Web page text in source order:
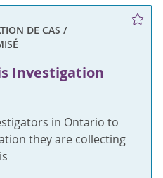
DE CAS /
Investigation
in Ontario to
they are collecting